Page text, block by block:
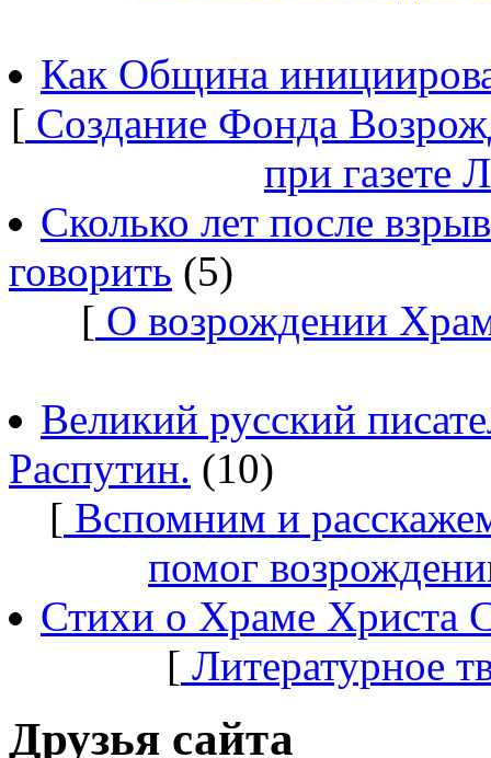
Как Община
[ Создание Фонда
при газете
Сколько лет после
говорить (5)
[ О возрождении
Великий русский
Распутин. (10)
[ Вспомним и
помог
Стихи о Храме Христа
[ Литературное
Друзья сайта